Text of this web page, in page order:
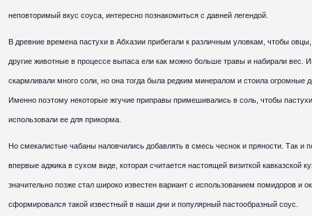
неповторимый вкус соуса, интересно познакомиться с давней легендой.
В древние времена пастухи в Абхазии прибегали к различным уловкам, чтобы
другие животные в процессе выпаса ели как можно больше травы и набирали вес.
скармливали много соли, но она тогда была редким минералом и стоила огромные
Именно поэтому некоторые жгучие приправы примешивались в соль, чтобы
использовали ее для прикорма.
Но смекалистые чабаны наловчились добавлять в смесь чеснок и пряности. Так и
впервые аджика в сухом виде, которая считается настоящей визиткой кавказской
значительно позже стал широко известен вариант с использованием помидоров и
сформировался такой известный в наши дни и популярный пастообразный соус.